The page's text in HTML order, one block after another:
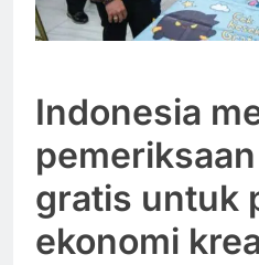
Indonesia
gratis untuk
ekonomi